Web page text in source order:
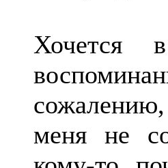
Хочется
меня не